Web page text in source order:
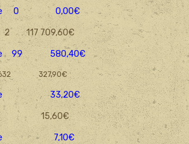
0 0,00€
709,60€
99 580,40€
327,90€
33,20€
15,60€
7,10€